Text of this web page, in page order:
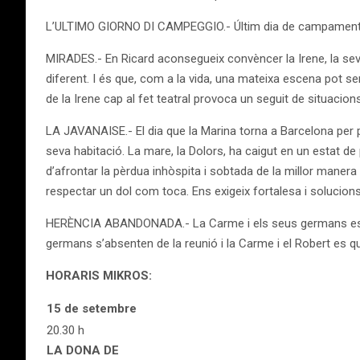
L’ULTIMO GIORNO DI CAMPEGGIO.- Últim dia de
MIRADES.- En Ricard aconsegueix convèncer la Irene, la
diferent. I és que, com a la vida, una mateixa escena pot
de la Irene cap al fet teatral provoca un seguit de
LA JAVANAISE.- El dia que la Marina torna a Barcelona
seva habitació. La mare, la Dolors, ha caigut en un estat
d’afrontar la pèrdua inhòspita i sobtada de la millor
respectar un dol com toca. Ens exigeix fortalesa i
HERÈNCIA ABANDONADA.- La Carme i els seus
germans s’absenten de la reunió i la Carme i el Robert
HORARIS MIKROS:
15 de setembre
20.30 h
LA DONA DE